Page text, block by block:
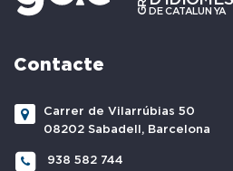
Contacte
Carrer de Vilarrúbias 50
08202 Sabadell, Barcelona
938 582 744